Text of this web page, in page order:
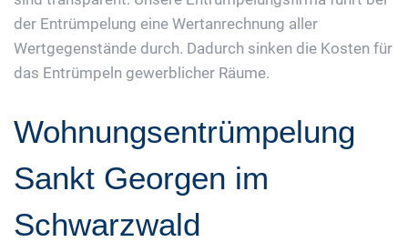
der Entrümpelung eine Wertanrechnung aller
Wertgegenstände durch. Dadurch sinken die Kosten für
das Entrümpeln gewerblicher Räume.
Wohnungsentrümpelung
Sankt Georgen im
Schwarzwald